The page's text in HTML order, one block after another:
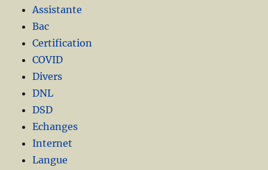
Assistante
Bac
Certification
COVID
Divers
DNL
DSD
Echanges
Internet
Langue